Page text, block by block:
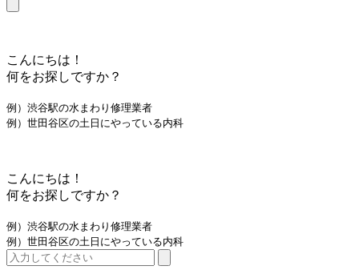
こんにちは！
何をお探しですか？
例）渋谷駅の水まわり修理業者
例）世田谷区の土日にやっている内科
こんにちは！
何をお探しですか？
例）渋谷駅の水まわり修理業者
例）世田谷区の土日にやっている内科